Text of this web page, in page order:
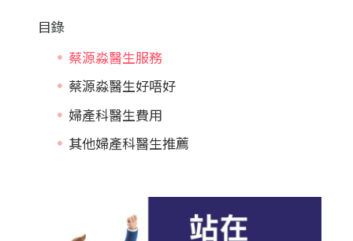
目錄
蔡源淼醫生服務
蔡源淼醫生好唔好
婦產科醫生費用
其他婦產科醫生推薦